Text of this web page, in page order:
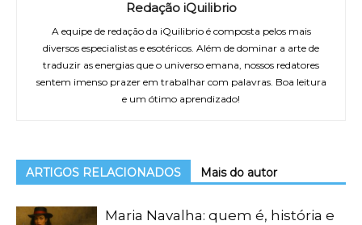
Redação iQuilibrio
A equipe de redação da iQuilibrio é composta pelos mais
diversos especialistas e esotéricos. Além de dominar a arte de
traduzir as energias que o universo emana, nossos redatores
sentem imenso prazer em trabalhar com palavras. Boa leitura
e um ótimo aprendizado!
ARTIGOS RELACIONADOS Mais do autor
Maria Navalha: quem é, história e